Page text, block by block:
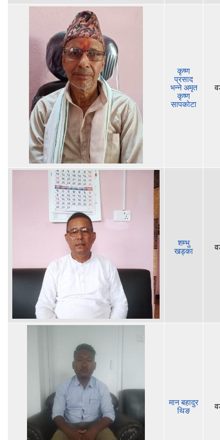
कृष्ण
प्रसाद
भन्‍ने अमृत
कृष्ण
सापकोटा
शम्भु
खड्का
मान बहादुर
थिङ